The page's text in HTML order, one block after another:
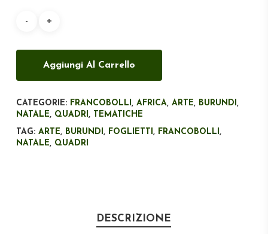
Aggiungi Al Carrello
CATEGORIE: FRANCOBOLLI, AFRICA, ARTE, BURUNDI,
NATALE, QUADRI, TEMATICHE
TAG: ARTE, BURUNDI, FOGLIETTI, FRANCOBOLLI,
NATALE, QUADRI
DESCRIZIONE